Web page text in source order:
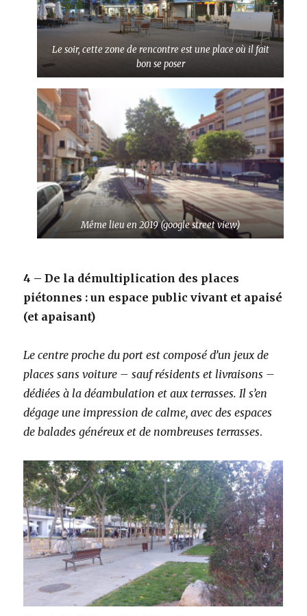
Le soir, cette zone de rencontre est une place où il fait
bon se poser
Même lieu en 2019(google street view)
4 – De la démultiplication des places
piétonnes : un espace public vivant et apaisé
(et apaisant)
Le centre proche du port est composé d’un jeux de
places sans voiture – sauf résidents et livraisons –
dédiées à la déambulation et aux terrasses. Il s’en
dégage une impression de calme, avec des espaces
de balades généreux et de nombreuses terrasses.